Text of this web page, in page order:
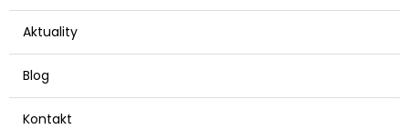
Aktuality
Blog
Kontakt